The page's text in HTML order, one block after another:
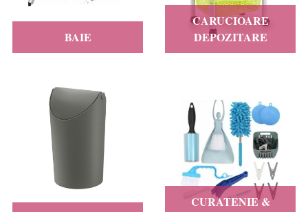
BAIE
CARUCIOARE
DEPOZITARE
CURATENIE &